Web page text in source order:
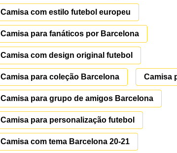
Camisa com estilo futebol europeu
Camisa para fanáticos por Barcelona
Camisa com design original futebol
Camisa para coleção Barcelona Camisa
Camisa para grupo de amigos Barcelona
Camisa para personalização futebol
Camisa com tema Barcelona 20-21